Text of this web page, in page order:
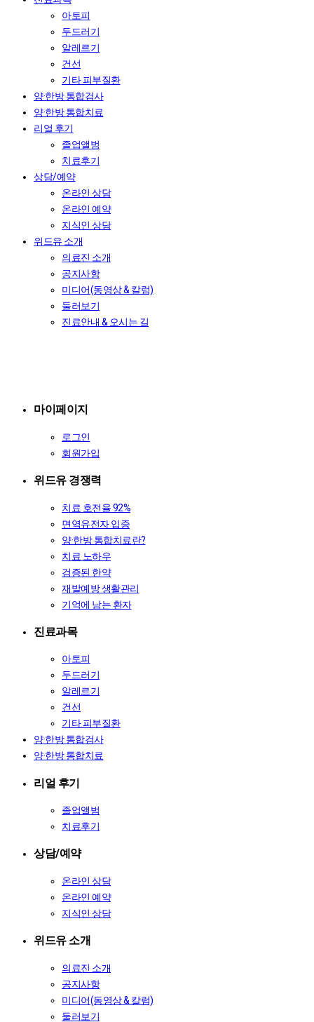
아토피
두드러기
알레르기
건선
기타 피부질환
양·한방 통합검사
양·한방 통합치료
리얼 후기
졸업앨범
치료후기
상담/예약
온라인 상담
온라인 예약
지식인 상담
위드유 소개
의료진 소개
공지사항
미디어(동영상 & 칼럼)
둘러보기
진료안내 & 오시는 길
마이페이지
로그인
회원가입
위드유 경쟁력
치료 호전율 92%
면역유전자 입증
양·한방 통합치료란?
치료 노하우
검증된 한약
재발예방 생활관리
기억에 남는 환자
진료과목
아토피
두드러기
알레르기
건선
기타 피부질환
양·한방 통합검사
양·한방 통합치료
리얼 후기
졸업앨범
치료후기
상담/예약
온라인 상담
온라인 예약
지식인 상담
위드유 소개
의료진 소개
공지사항
미디어(동영상 & 칼럼)
둘러보기